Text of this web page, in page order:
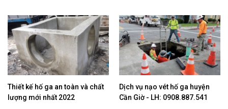
Thiết kế hố ga an toàn và chất
lượng mới nhất 2022
Dịch vụ nạo vét hố ga huyện
Cần Giờ - LH: 0908.887.541